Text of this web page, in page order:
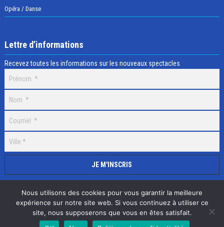
Opéra / Danse
Lettre d’informations
Recevez toutes les informations sur les nouveaux spectacles
Selectick © 2020 Tous droits réservés, RéalisationAdamaco
Nous utilisons des cookies pour vous garantir la meilleure
expérience sur notre site web. Si vous continuez à utiliser ce
site, nous supposerons que vous en êtes satisfait.